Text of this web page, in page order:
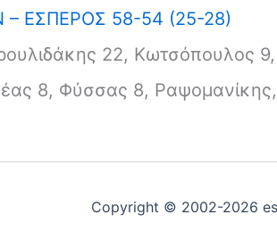
ΕΣΠΕΡΟΣ 58-54 (25-28)
22, Κωτσόπουλος
8, Φύσσας 8,
Copyright © 2002-2026